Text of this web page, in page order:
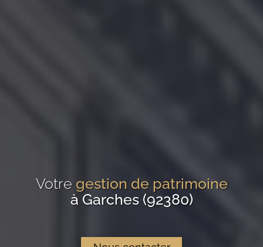
Votre gestion de patrimoine
à Garches (92380)